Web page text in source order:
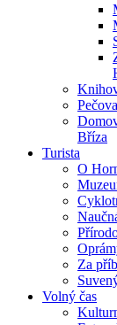
Bříza
Turista
O
Za
Volný čas